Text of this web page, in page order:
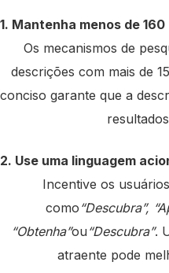
1. Mantenha menos de
Os mecanismos de
descrições com mais de
conciso garante que a
2. Use uma linguagem
Incentive os
como “Descubra”,
“Obtenha”ou “Descubra”.
atraente pode